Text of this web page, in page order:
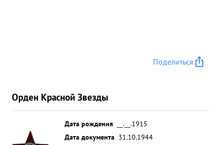
Поделиться
Орден Красной Звезды
Дата рождения
__.__.1915
Дата документа 31.10.1944